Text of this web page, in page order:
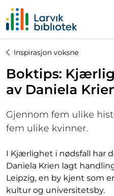
Inspirasjon voksne
Boktips:
av Daniela
Gjennom fem ulike
fem ulike kvinner.
I Kjærlighet i nødsfall har
Daniela Krien lagt
Leipzig, en by kjent som
kultur og universitetsby.